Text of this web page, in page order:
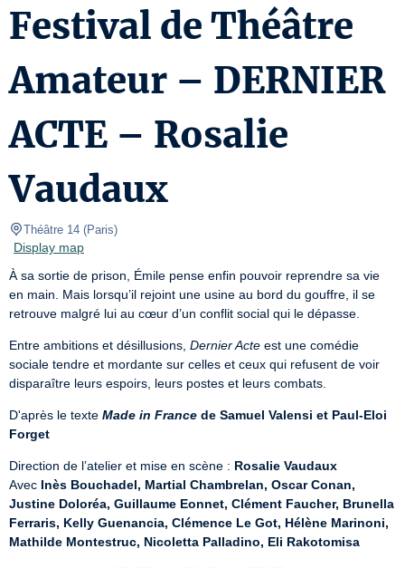
Festival de Théâtre
Amateur – DERNIER
ACTE – Rosalie
Vaudaux
Théâtre 14 (Paris)
Display map
À sa sortie de prison, Émile pense enfin pouvoir reprendre sa vie
en main. Mais lorsqu’il rejoint une usine au bord du gouffre, il se
retrouve malgré lui au cœur d’un conflit social qui le dépasse.
Entre ambitions et désillusions, Dernier Acte est une comédie
sociale tendre et mordante sur celles et ceux qui refusent de voir
disparaître leurs espoirs, leurs postes et leurs combats.
D'après le texte Made in France de Samuel Valensi et Paul-Eloi
Forget
Direction de l’atelier et mise en scène : Rosalie Vaudaux
Avec Inès Bouchadel, Martial Chambrelan, Oscar Conan,
Justine Doloréa, Guillaume Eonnet, Clément Faucher, Brunella
Ferraris, Kelly Guenancia, Clémence Le Got, Hélène Marinoni,
Mathilde Montestruc, Nicoletta Palladino, Eli Rakotomisa